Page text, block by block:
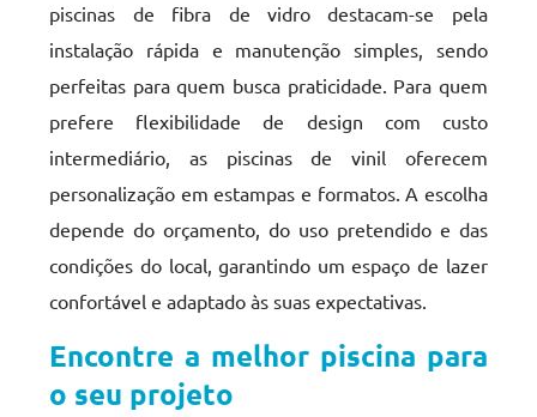
piscinas de fibra de vidro destacam-se pela
instalação rápida e manutenção simples, sendo
perfeitas para quem busca praticidade. Para quem
prefere flexibilidade de design com custo
intermediário, as piscinas de vinil oferecem
personalização em estampas e formatos. A escolha
depende do orçamento, do uso pretendido e das
condições do local, garantindo um espaço de lazer
confortável e adaptado às suas expectativas.
Encontre a melhor piscina para
o seu projeto